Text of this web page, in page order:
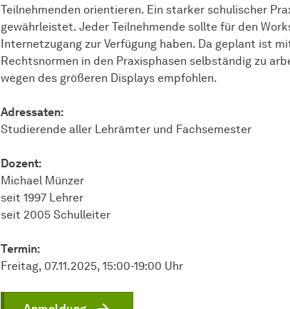
Teilnehmenden orientieren. Ein starker schulischer
gewährleistet. Jeder Teilnehmende sollte für den
Internetzugang zur Verfügung haben. Da geplant ist
Rechtsnormen in den Praxisphasen selbständig zu
wegen des größeren Displays empfohlen.
Adressaten:
Studierende aller Lehrämter und Fachsemester
Dozent:
Michael Münzer
seit 1997 Lehrer
seit 2005 Schulleiter
Termin:
Freitag, 07.11.2025, 15:00-19:00 Uhr